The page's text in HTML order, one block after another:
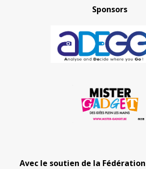
Sponsors
Avec le soutien de la